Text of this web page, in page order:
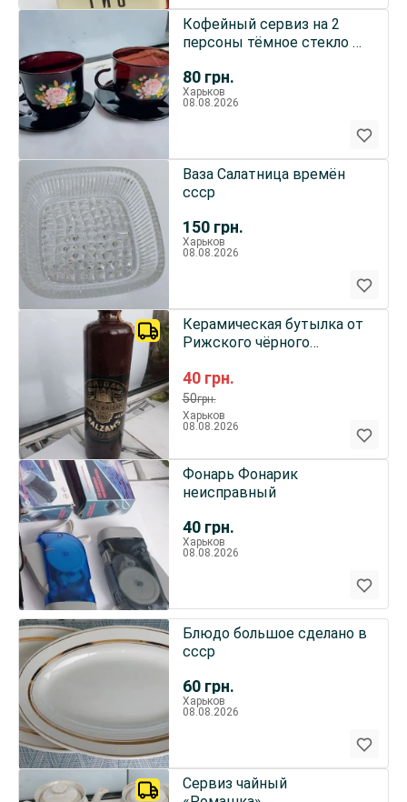
80 грн.
Кофейный сервиз на 2
персоны тёмное стекло с
Харьков
08.08.2026
150 грн.
Ваза Салатница времён
ссср
Харьков
08.08.2026
40 грн.
50грн.
Керамическая бутылка от
Рижского чёрного
Харьков
08.08.2026
40 грн.
Фонарь Фонарик
неисправный
Харьков
08.08.2026
60 грн.
Блюдо большое сделано в
ссср
Харьков
08.08.2026
Сервиз чайный